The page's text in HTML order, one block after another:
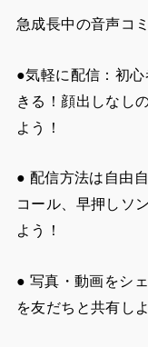
急成長中の音声コ
●気軽に配信：初
きる！顔出しなし
よう！
● 配信方法は自由
コール、早押しソ
よう！
● 写真・動画をシ
を友だちと共有し